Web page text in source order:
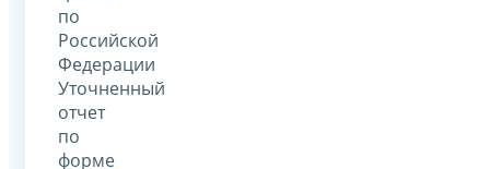
по
Российской
Федерации
Уточненный
отчет
по
форме